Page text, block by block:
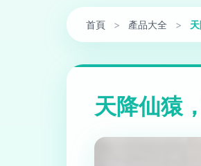
首頁 > 產品大全 >
天降仙猿